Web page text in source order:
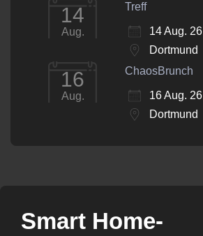
Smart Home-
14
Aug.
Treff
14 Aug. 26
Dortmund
16
Aug.
ChaosBrunch
16 Aug. 26
Dortmund